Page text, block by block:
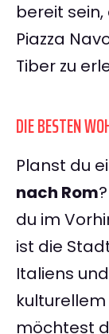
bereit
Piazza
Tiber zu
DIE BESTEN
Planst du
nach Rom
du im
ist die
Italiens
möchtest